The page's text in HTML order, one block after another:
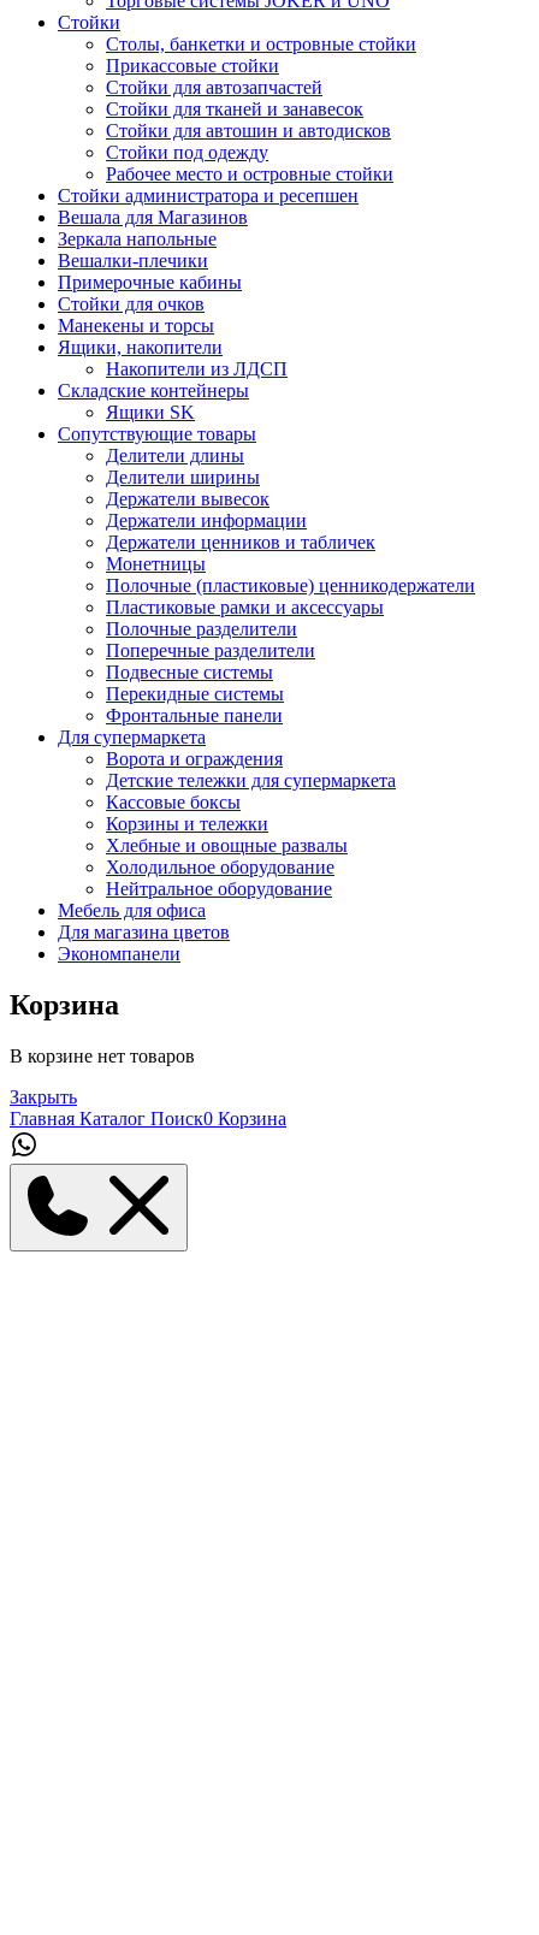
Стойки
Столы, банкетки и островные стойки
Прикассовые стойки
Стойки для автозапчастей
Стойки для тканей и занавесок
Стойки для автошин и автодисков
Стойки под одежду
Рабочее место и островные стойки
Стойки администратора и ресепшен
Вешала для Магазинов
Зеркала напольные
Вешалки-плечики
Примерочные кабины
Стойки для очков
Манекены и торсы
Ящики, накопители
Накопители из ЛДСП
Складские контейнеры
Ящики SK
Сопутствующие товары
Делители длины
Делители ширины
Держатели вывесок
Держатели информации
Держатели ценников и табличек
Монетницы
Полочные (пластиковые) ценникодержатели
Пластиковые рамки и аксессуары
Полочные разделители
Поперечные разделители
Подвесные системы
Перекидные системы
Фронтальные панели
Для супермаркета
Ворота и ограждения
Детские тележки для супермаркета
Кассовые боксы
Корзины и тележки
Хлебные и овощные развалы
Холодильное оборудование
Нейтральное оборудование
Мебель для офиса
Для магазина цветов
Экономпанели
Корзина
В корзине нет товаров
Закрыть
Главная Каталог Поиск0 Корзина